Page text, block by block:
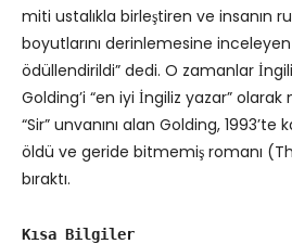
miti ustalıkla birleştiren ve insanın
boyutlarını derinlemesine
ödüllendirildi” dedi. O zamanlar
Golding’i “en iyi İngiliz yazar” olarak
“Sir” unvanını alan Golding,
öldü ve geride bitmemiş romanı
bıraktı.
Kısa Bilgiler